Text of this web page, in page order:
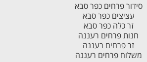
סידור פרחים כפר סבא
עציצים כפר סבא
זר כלה כפר סבא
חנות פרחים רעננה
זר פרחים רעננה
משלוח פרחים רעננה